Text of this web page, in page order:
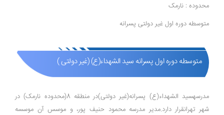
محدوده : نارمک
متوسطه دوره اول غیر دولتی پسرانه
متوسطه دوره اول پسرانه سید الشهداء(ع) (غیر دولتی )
مدرسهسید الشهداء(ع) پسرانه(غیر دولتی)در منطقه 8(محدوده نارمک) در
شهر تهرانقرار دارد.مدیر مدرسه محمود حنیف پور، و موسس آن موسسه